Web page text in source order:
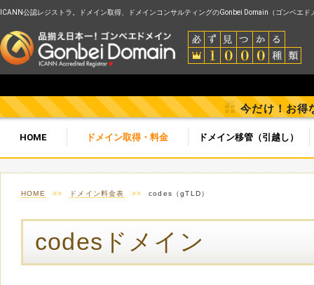
ICANN公認レジストラ。ドメイン取得、ドメインコンサルティングのGonbei Domain（ゴンベエド
今だけ！お得
HOME ドメイン取得・料金 ドメイン移管（引越し）
HOME >> ドメイン料金表 >> codes（gTLD）
codesドメイン